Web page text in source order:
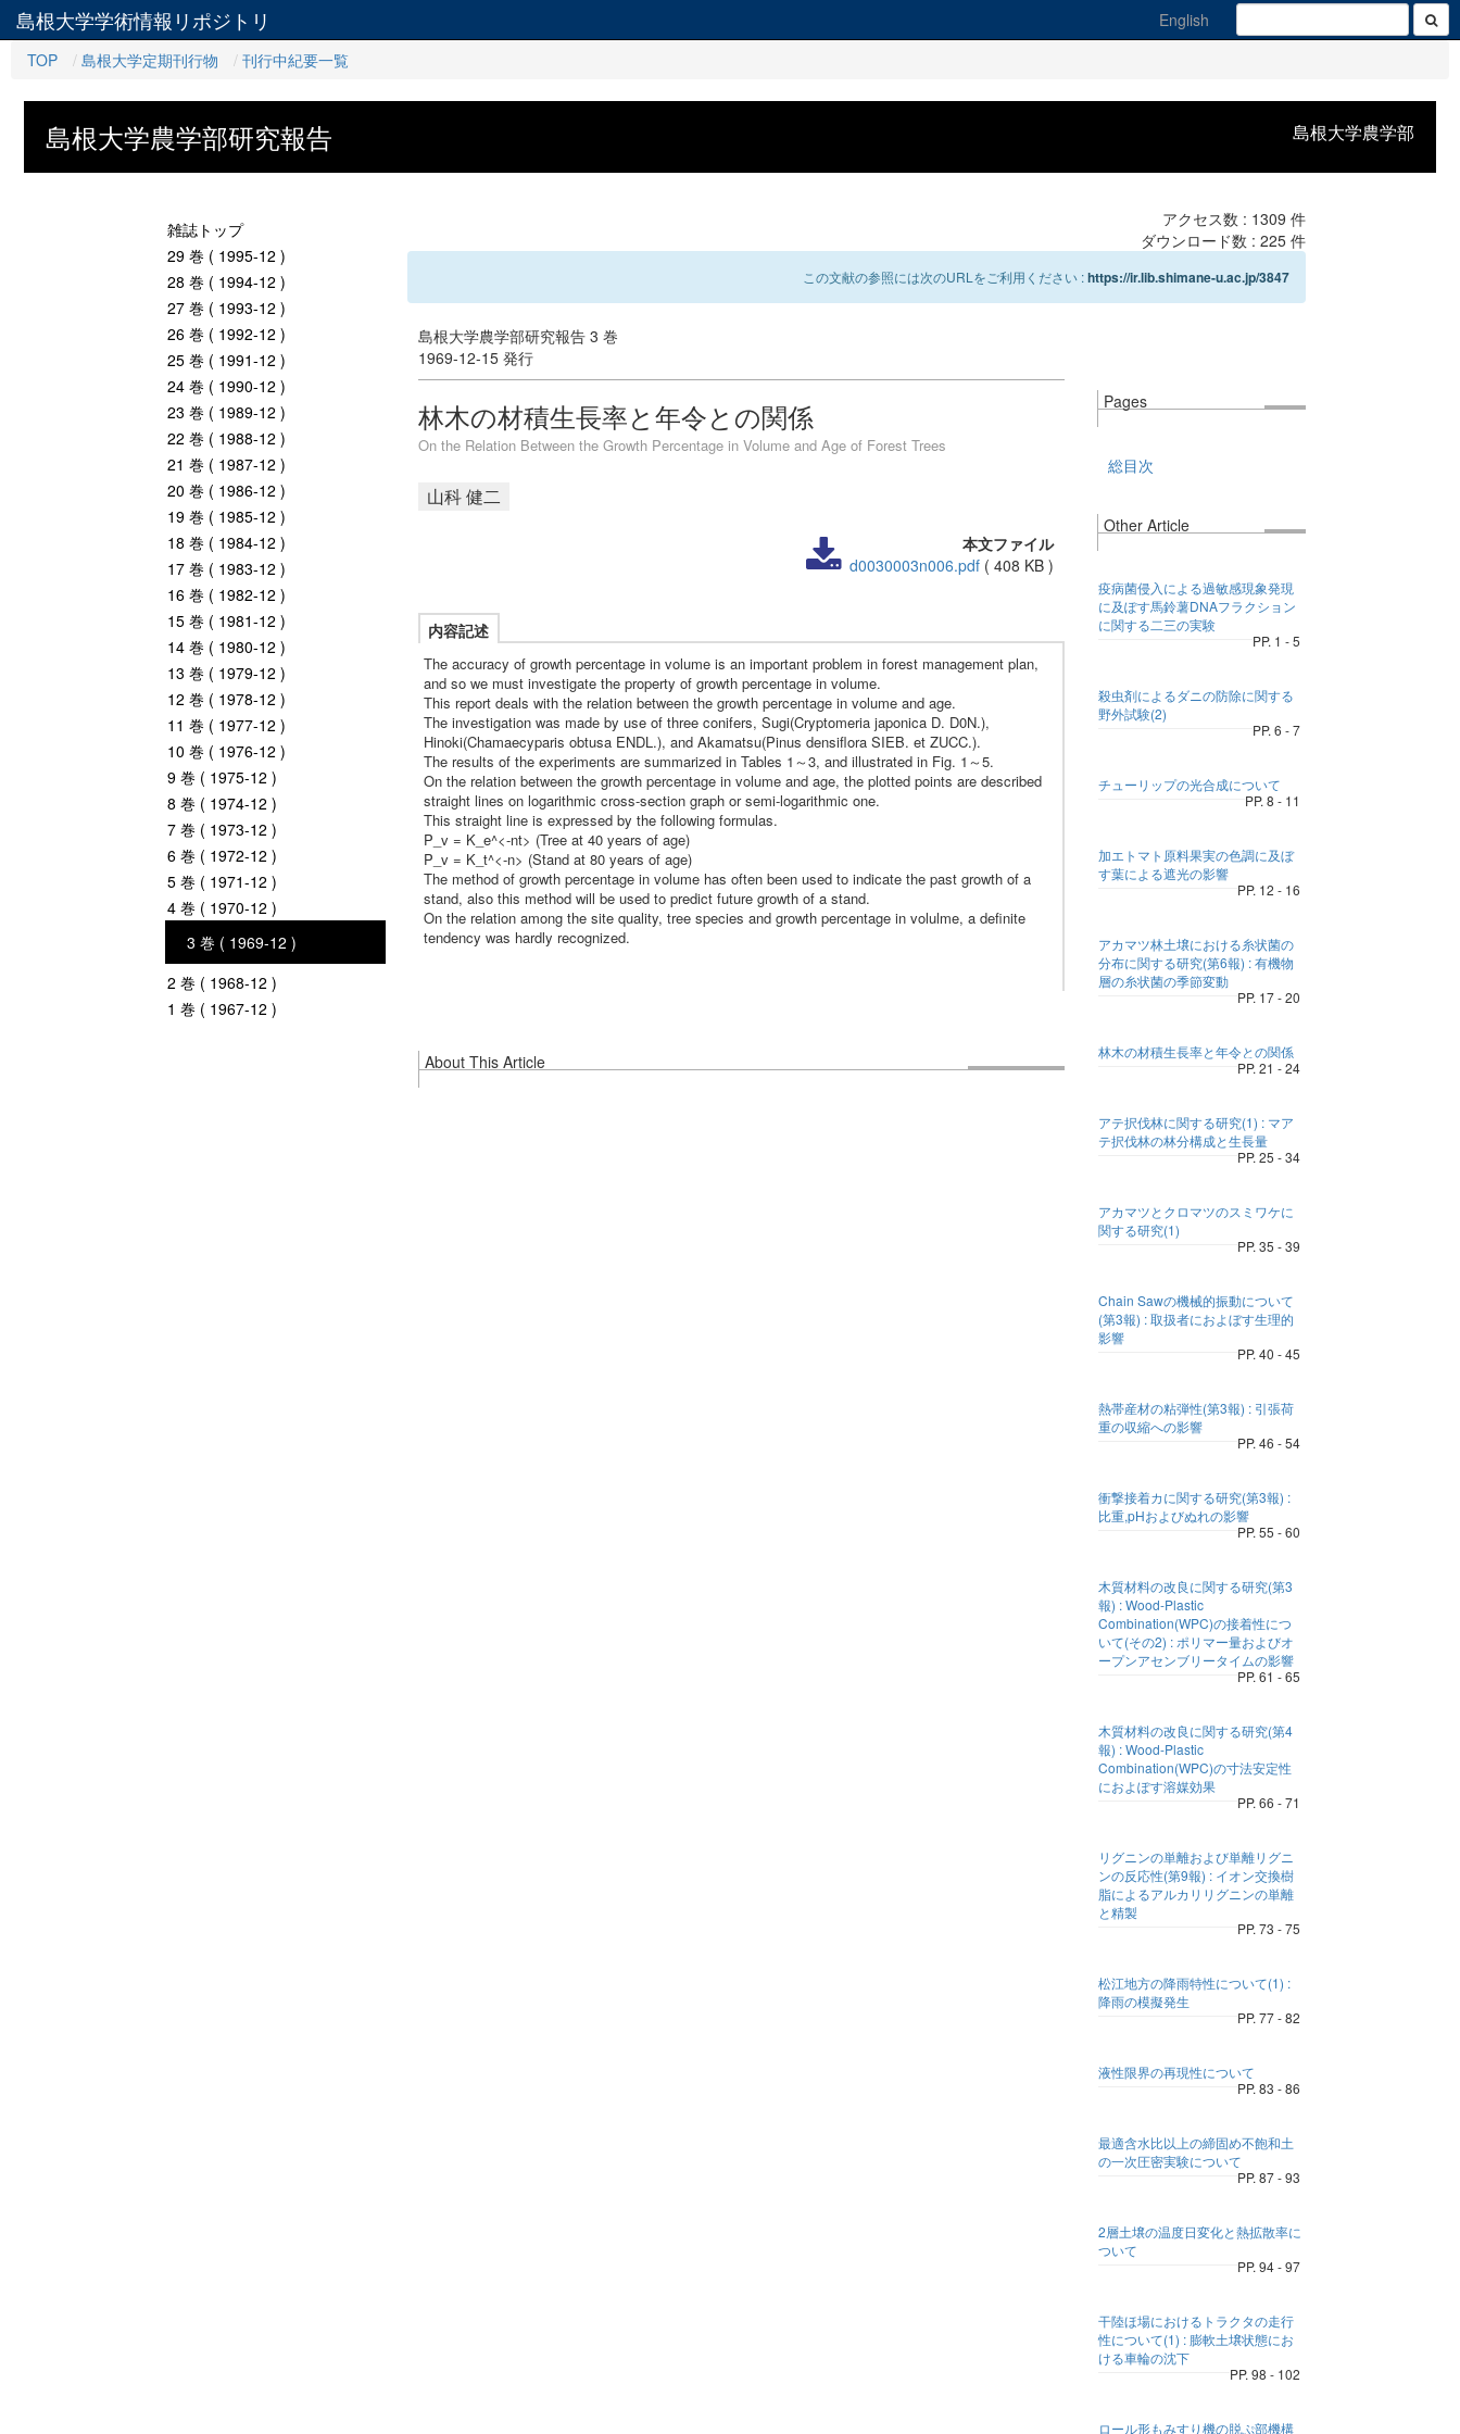
島根大学学術情報リポジトリ
English
TOP
島根大学定期刊行物 刊行中紀要一覧
島根大学農学部
島根大学農学部研究報告
雑誌トップ
29 巻 ( 1995-12 )
28 巻 ( 1994-12 )
27 巻 ( 1993-12 )
26 巻 ( 1992-12 )
25 巻 ( 1991-12 )
24 巻 ( 1990-12 )
23 巻 ( 1989-12 )
22 巻 ( 1988-12 )
21 巻 ( 1987-12 )
20 巻 ( 1986-12 )
19 巻 ( 1985-12 )
18 巻 ( 1984-12 )
17 巻 ( 1983-12 )
16 巻 ( 1982-12 )
15 巻 ( 1981-12 )
14 巻 ( 1980-12 )
13 巻 ( 1979-12 )
12 巻 ( 1978-12 )
11 巻 ( 1977-12 )
10 巻 ( 1976-12 )
9 巻 ( 1975-12 )
8 巻 ( 1974-12 )
7 巻 ( 1973-12 )
6 巻 ( 1972-12 )
5 巻 ( 1971-12 )
4 巻 ( 1970-12 )
3 巻 ( 1969-12 )
2 巻 ( 1968-12 )
1 巻 ( 1967-12 )
アクセス数 : 1309 件
ダウンロード数 : 225件
この文献の参照には次のURLをご利用ください :https://ir.lib.shimane-u.ac.jp/3847
島根大学農学部研究報告 3 巻
1969-12-15 発行
林木の材積生長率と年令との関係
On the Relation Between the Growth Percentage in Volume and Age of Forest Trees
山科 健二
本文ファイル
d0030003n006.pdf (408 KB )
内容記述
The accuracy of growth percentage in volume is an important problem in forest management plan,
and so we must investigate the property of growth percentage in volume.
This report deals with the relation between the growth percentage in volume and age.
The investigation was made by use of three conifers, Sugi(Cryptomeria japonica D. D0N.),
Hinoki(Chamaecyparis obtusa ENDL.), and Akamatsu(Pinus densiflora SIEB. et ZUCC.).
The results of the experiments are summarized in Tables 1～3, and illustrated in Fig. 1～5.
On the relation between the growth percentage in volume and age, the plotted points are described
straight lines on logarithmic cross-section graph or semi-logarithmic one.
This straight line is expressed by the following formulas.
P_v = K_e^<-nt> (Tree at 40 years of age)
P_v = K_t^<-n> (Stand at 80 years of age)
The method of growth percentage in volume has often been used to indicate the past growth of a
stand, also this method will be used to predict future growth of a stand.
On the relation among the site quality, tree species and growth percentage in volulme, a definite
tendency was hardly recognized.
About This Article
Pages
総目次
Other Article
疫病菌侵入による過敏感現象発現
に及ぽす馬鈴薯DNAフラクション
に関する二三の実験
PP. 1 - 5
殺虫剤によるダニの防除に関する
野外試験(2)
PP. 6 - 7
チューリップの光合成について
PP. 8 - 11
加エトマト原料果実の色調に及ぼ
す葉による遮光の影響
PP. 12 - 16
アカマツ林土壌における糸状菌の
分布に関する研究(第6報) : 有機物
層の糸状菌の季節変動
PP. 17 - 20
林木の材積生長率と年令との関係
PP. 21 - 24
アテ択伐林に関する研究(1) : マア
テ択伐林の林分構成と生長量
PP. 25 - 34
アカマツとクロマツのスミワケに
関する研究(1)
PP. 35 - 39
Chain Sawの機械的振動について
(第3報) : 取扱者におよぼす生理的
影響
PP. 40 - 45
熱帯産材の粘弾性(第3報) : 引張荷
重の収縮への影響
PP. 46 - 54
衝撃接着カに関する研究(第3報) :
比重,pHおよびぬれの影響
PP. 55 - 60
木質材料の改良に関する研究(第3
報) : Wood-Plastic
Combination(WPC)の接着性につ
いて(その2) : ポリマー量およびオ
ープンアセンブリータイムの影響
PP. 61 - 65
木質材料の改良に関する研究(第4
報) : Wood-Plastic
Combination(WPC)の寸法安定性
におよぽす溶媒効果
PP. 66 - 71
リグニンの単離および単離リグニ
ンの反応性(第9報) : イオン交換樹
脂によるアルカリリグニンの単離
と精製
PP. 73 - 75
松江地方の降雨特性について(1) :
降雨の模擬発生
PP. 77 - 82
液性限界の再現性について
PP. 83 - 86
最適含水比以上の締固め不飽和土
の一次圧密実験について
PP. 87 - 93
2層土壌の温度日変化と熱拡散率に
ついて
PP. 94 - 97
干陸ほ場におけるトラクタの走行
性について(1) : 膨軟土壌状態にお
ける車輪の沈下
PP. 98 - 102
ロール形もみすり機の脱ぷ部機構